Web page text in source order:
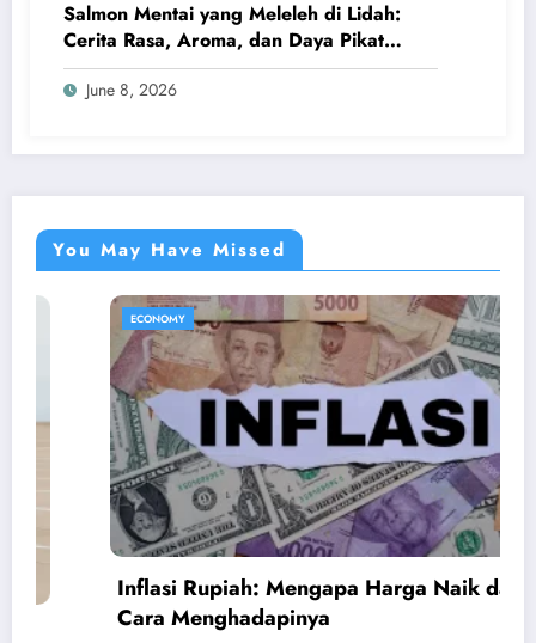
Salmon Mentai yang Meleleh di Lidah:
Cerita Rasa, Aroma, dan Daya Pikat
Kuliner Modern
June 8, 2026
You May Have Missed
Inflasi Rupiah: Mengapa Harga Naik dan
Cara Menghadapinya